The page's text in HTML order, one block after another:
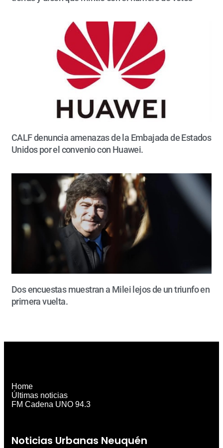
CALF denuncia amenazas de la Embajada de Estados
Unidos por el convenio con Huawei.
Dos encuestas muestran a Milei lejos de un triunfo en
primera vuelta.
Noticias Urbanas Neuquén
Home
Últimas noticias
FM Cadena UNO 94.3